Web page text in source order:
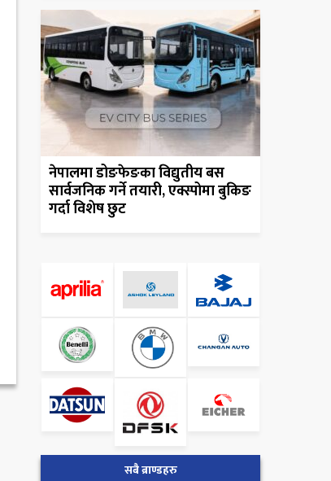
नेपालमा डोङफेङका विद्युतीय बस
सार्वजनिक गर्ने तयारी, एक्स्पोमा बुकिङ
गर्दा विशेष छुट
सबै ब्राण्डहरु